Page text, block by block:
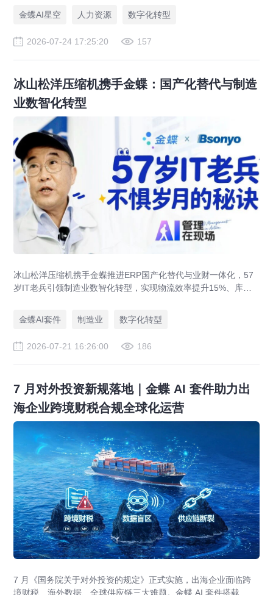
金蝶AI星空
人力资源 数字化转型
2026-07-24 17:25:20 157
冰山松洋压缩机携手金蝶：国产化替代与制造
业数智化转型
冰山松洋压缩机携手金蝶推进ERP国产化替代与业财一体化，57
岁IT老兵引领制造业数智化转型，实现物流效率提升15%、库存
金蝶AI套件
制造业 数字化转型
2026-07-21 16:26:00 186
7 月对外投资新规落地｜金蝶 AI 套件助力出
海企业跨境财税合规全球化运营
7 月《国务院关于对外投资的规定》正式实施，出海企业面临跨
境财税、海外数据、全球供应链三大难题。金蝶 AI 套件搭载